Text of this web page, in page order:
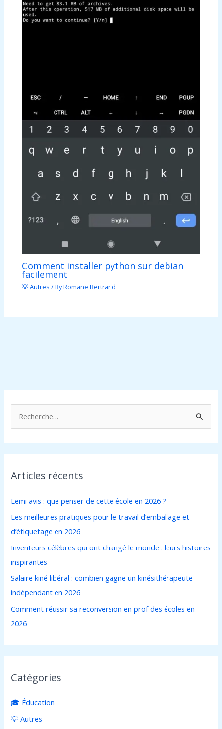
Comment installer python sur debian
facilement
💡 Autres / ByRomane Bertrand
e
c
h
e
r
:
Articles récents
Eemi avis : que penser de cette école en 2026 ?
Les meilleures pratiques pour le travail d’emballage et
d’étiquetage en 2026
Inventeurs célèbres qui ont changé le monde : leurs histoires
inspirantes
Salaire kiné libéral : combien gagne un kinésithérapeute
indépendant en 2026
Comment réussir sa reconversion en prof des écoles en
2026
Catégories
🎓 Éducation
💡 Autres